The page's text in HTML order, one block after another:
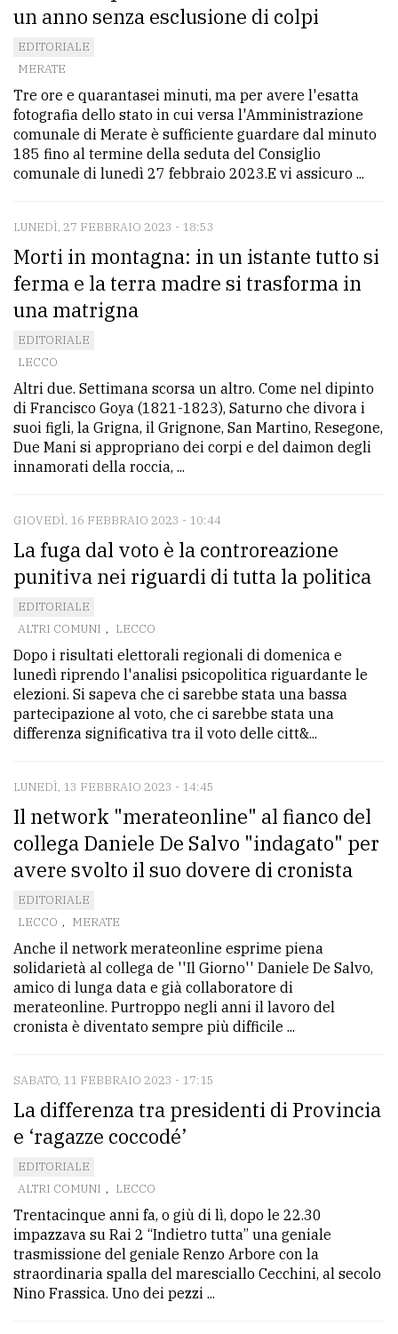
un anno senza esclusione di colpi
EDITORIALE
MERATE
Tre ore e quarantasei minuti, ma per avere l'esatta
fotografia dello stato in cui versa l'Amministrazione
comunale di Merate è sufficiente guardare dal minuto
185 fino al termine della seduta del Consiglio
comunale di lunedì 27 febbraio 2023.E vi assicuro ...
LUNEDÌ, 27 FEBBRAIO 2023 - 18:53
Morti in montagna: in un istante tutto si
ferma e la terra madre si trasforma in
una matrigna
EDITORIALE
LECCO
Altri due. Settimana scorsa un altro. Come nel dipinto
di Francisco Goya (1821-1823), Saturno che divora i
suoi figli, la Grigna, il Grignone, San Martino, Resegone,
Due Mani si appropriano dei corpi e del daimon degli
innamorati della roccia, ...
GIOVEDÌ, 16 FEBBRAIO 2023 - 10:44
La fuga dal voto è la controreazione
punitiva nei riguardi di tutta la politica
EDITORIALE
ALTRI COMUNI , LECCO
Dopo i risultati elettorali regionali di domenica e
lunedì riprendo l'analisi psicopolitica riguardante le
elezioni. Si sapeva che ci sarebbe stata una bassa
partecipazione al voto, che ci sarebbe stata una
differenza significativa tra il voto delle citt&...
LUNEDÌ, 13 FEBBRAIO 2023 - 14:45
Il network "merateonline" al fianco del
collega Daniele De Salvo "indagato" per
avere svolto il suo dovere di cronista
EDITORIALE
LECCO , MERATE
Anche il network merateonline esprime piena
solidarietà al collega de ''Il Giorno'' Daniele De Salvo,
amico di lunga data e già collaboratore di
merateonline. Purtroppo negli anni il lavoro del
cronista è diventato sempre più difficile ...
SABATO, 11 FEBBRAIO 2023 - 17:15
La differenza tra presidenti di Provincia
e ‘ragazze coccodé’
EDITORIALE
ALTRI COMUNI , LECCO
Trentacinque anni fa, o giù di lì, dopo le 22.30
impazzava su Rai 2 “Indietro tutta” una geniale
trasmissione del geniale Renzo Arbore con la
straordinaria spalla del maresciallo Cecchini, al secolo
Nino Frassica. Uno dei pezzi ...